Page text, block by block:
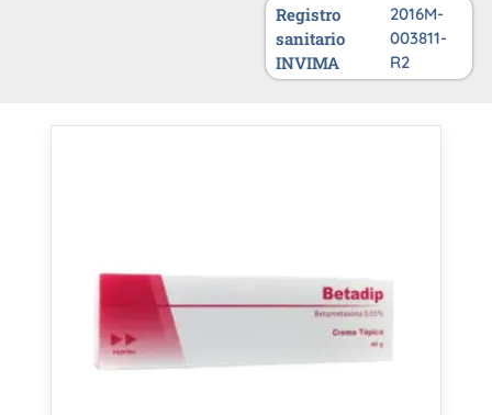
Registro
sanitario
INVIMA
2016M-
003811-
R2